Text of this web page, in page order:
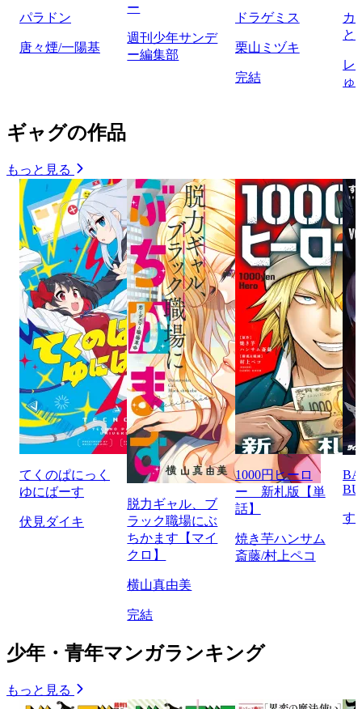
パラドン
唐々煙/一陽基
ー
週刊少年サンデ
ー編集部
ドラゲミス
栗山ミヅキ
完結
カ
と
レ
ゅ
ギャグの作品
もっと見る
てくのぱにっく
ゆにばーす
伏見ダイキ
脱力ギャル、ブ
ラック職場にぶ
ちかます【マイ
クロ】
横山真由美
完結
1000円ヒーロ
ー 新札版【単
話】
焼き芋ハンサム
斎藤/村上ペコ
す
少年・青年マンガランキング
もっと見る